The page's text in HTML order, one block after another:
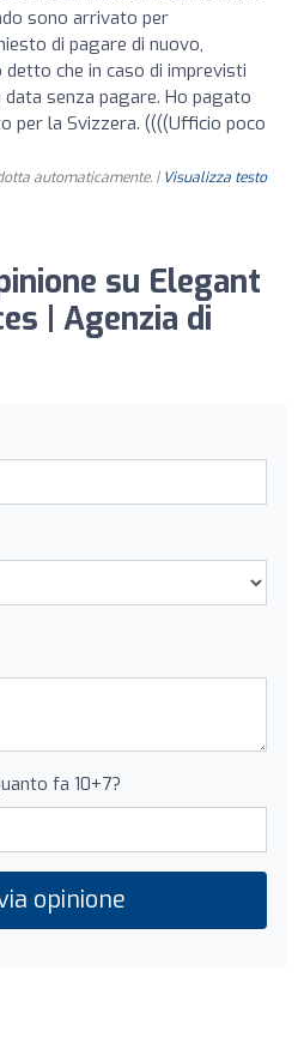
sono arrivato per
di pagare di nuovo,
che in caso di imprevisti
senza pagare. Ho pagato
per la Svizzera. ((((Ufficio poco
automaticamente. | Visualizza testo
su Elegant
| Agenzia di
fa 10+7?
opinione